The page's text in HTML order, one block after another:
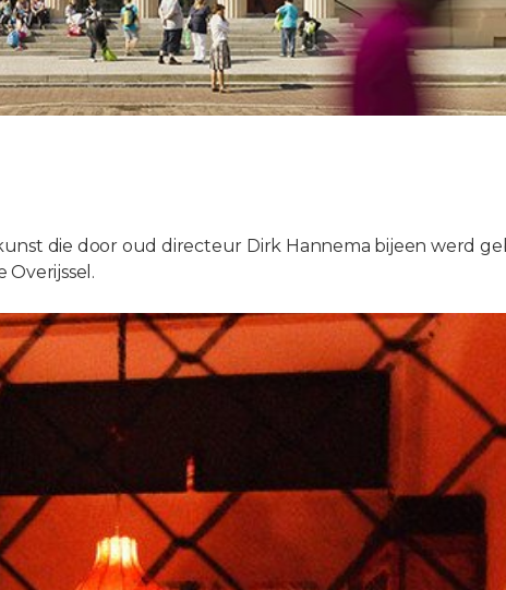
die door oud directeur Dirk Hannema bijeen werd